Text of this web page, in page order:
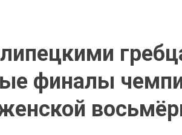
финалы